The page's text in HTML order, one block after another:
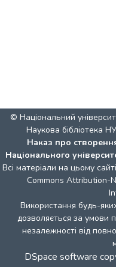
© Національний
Наукова бібліотека
Наказ про
Національного
Всі матеріали на цьому
Commons Attribution-
Використання будь-
дозволяється за умови
незалежності від
DSpace software